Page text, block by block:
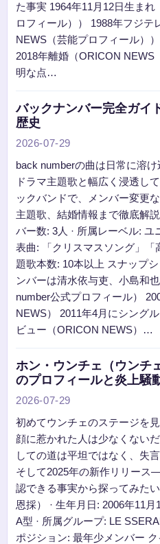
た事実 1964年11月12日生ま
ロフィール）） 1988年フジテ
NEWS（芸能プロフィール）
2018年離婚（ORICON NEWS
明な点…
バックナンバー完全ガイ
歴史
2026-07-29
back numberの曲は日常に溶け
ドラマ主題歌と幅広く浸透し
ックバンドで、メンバー変更
主題歌、結婚情報まで徹底解
バー数: 3人 · 所属レーベル: ユ
表曲: 「クリスマスソング」「
題歌本数: 10本以上 スナップ
ンバーは清水依与吏、小島和
number公式プロフィール）
NEWS） 2011年4月にシング
ビュー（ORICON NEWS）…
ホン・ウンチェ（ウンチ
のプロフィールと炎上騒
2026-07-29
初めてウンチェのステージを
顔に惹かれた人は少なくない
しての道は平坦ではなく、失
そして2025年の新作リリー
認できる事実から探ってみた
恩採） · 生年月日: 2006年11月
A型 · 所属グループ: LE
ポジション: 最年少メンバー